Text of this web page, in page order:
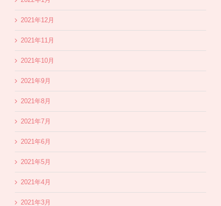
2021年12月
2021年11月
2021年10月
2021年9月
2021年8月
2021年7月
2021年6月
2021年5月
2021年4月
2021年3月